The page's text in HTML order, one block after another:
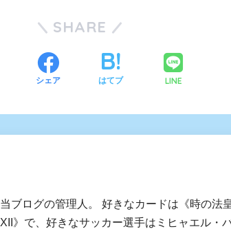
SHARE
シェア はてブ LINE
当ブログの管理人。 好きなカードは《時の法
XII》で、好きなサッカー選手はミヒャエル・バ